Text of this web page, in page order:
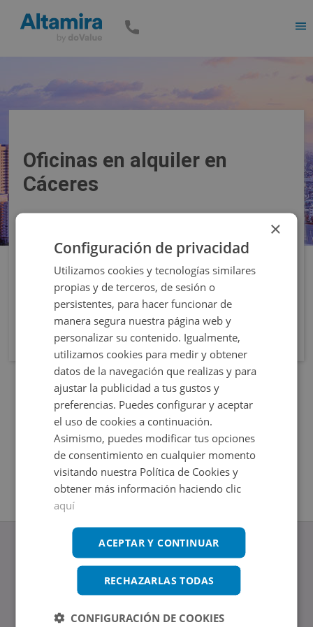
Oficinas en alquiler en
Cáceres
Filtros
www.altamirainmuebles.com
Edificio Skylight
Avenida de Manoteras 14-16, 28050, Madrid
×
Configuración de privacidad
Utilizamos cookies y tecnologías similares
propias y de terceros, de sesión o
persistentes, para hacer funcionar de
manera segura nuestra página web y
personalizar su contenido. Igualmente,
utilizamos cookies para medir y obtener
datos de la navegación que realizas y para
ajustar la publicidad a tus gustos y
preferencias. Puedes configurar y aceptar
el uso de cookies a continuación.
Asimismo, puedes modificar tus opciones
de consentimiento en cualquier momento
visitando nuestra Política de Cookies y
obtener más información haciendo clic
aquí
ACEPTAR Y CONTINUAR
RECHAZARLAS TODAS
CONFIGURACIÓN DE COOKIES